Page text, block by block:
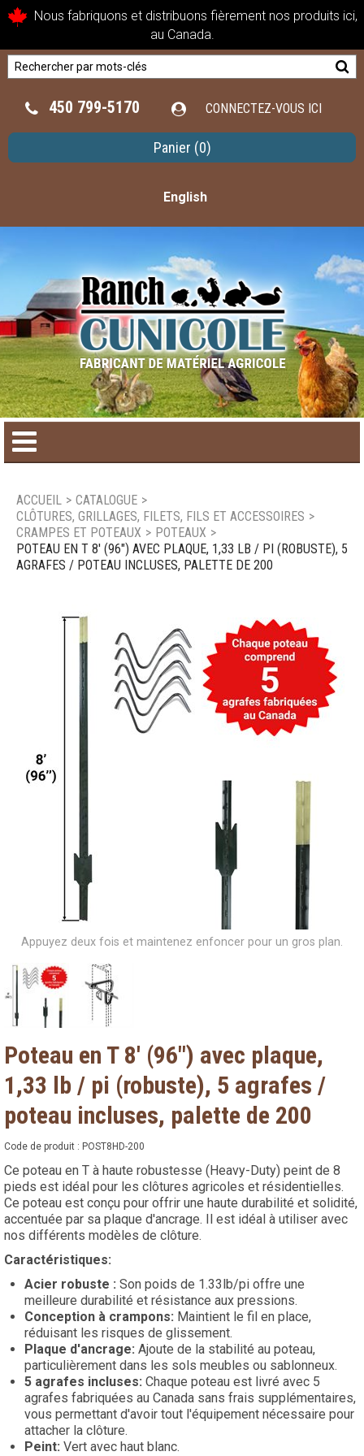
Nous fabriquons et distribuons fièrement nos produits ici,
au Canada.
450 799-5170 CONNECTEZ-VOUS ICI
Panier (0)
English
Catalogue de produit
Nouveaux produits
Nous joindre
ACCUEIL > CATALOGUE >
CLÔTURES, GRILLAGES, FILETS, FILS ET ACCESSOIRES >
CRAMPES ET POTEAUX > POTEAUX >
POTEAU EN T 8' (96") AVEC PLAQUE, 1,33 LB / PI (ROBUSTE), 5
AGRAFES / POTEAU INCLUSES, PALETTE DE 200
Appuyez deux fois et maintenez enfoncer pour un gros plan.
Poteau en T 8' (96") avec plaque,
1,33 lb / pi (robuste), 5 agrafes /
poteau incluses, palette de 200
Code de produit : POST8HD-200
Ce poteau en T à haute robustesse (Heavy-Duty) peint de 8
pieds est idéal pour les clôtures agricoles et résidentielles.
Ce poteau est conçu pour offrir une haute durabilité et solidité,
accentuée par sa plaque d'ancrage. Il est idéal à utiliser avec
nos différents modèles de clôture.
Caractéristiques:
Acier robuste : Son poids de 1.33lb/pi offre une
meilleure durabilité et résistance aux pressions.
Conception à crampons: Maintient le fil en place,
réduisant les risques de glissement.
Plaque d'ancrage: Ajoute de la stabilité au poteau,
particulièrement dans les sols meubles ou sablonneux.
5 agrafes incluses: Chaque poteau est livré avec 5
agrafes fabriquées au Canada sans frais supplémentaires,
vous permettant d'avoir tout l'équipement nécessaire pour
attacher la clôture.
Peint: Vert avec haut blanc.